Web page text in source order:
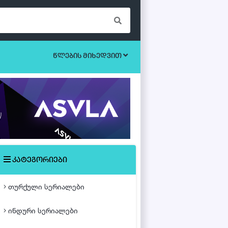
ეროტიული
ისტორიული
მძაფრ-სიუჟეტიანი
წლების მიხედვით
კატეგორიები
თურქული სერიალები
ინდური სერიალები